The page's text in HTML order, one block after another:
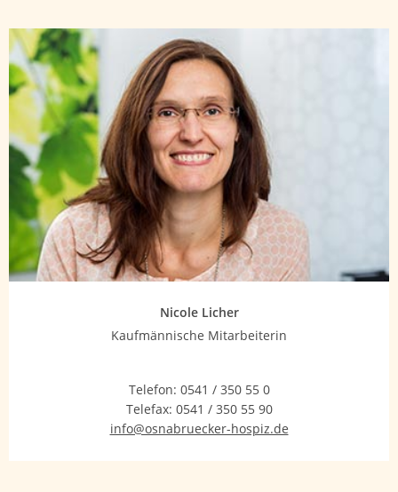
Nicole Licher
Kaufmännische Mitarbeiterin
Telefon: 0541 / 350 55 0
Telefax: 0541 / 350 55 90
info@osnabruecker-hospiz.de